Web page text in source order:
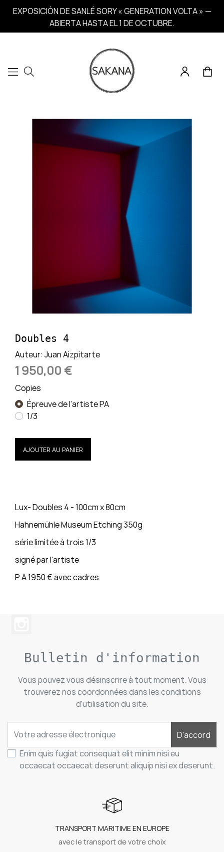
EXPOSICIÓN DE SANLÉ SORY « GENERATION VOLTA » —
ABIERTA HASTA EL 1 DE OCTUBRE.
Doubles 4
Auteur: Juan Aizpitarte
1 950,00 €
Copies
Épreuve de l'artiste PA
1/3
AJOUTER AU PANIER
Lux- Doubles 4 - 100cm x 80cm
Hahnemühle Museum Etching 350g
série limitée à trois 1/3
signé par l'artiste
P A 1950 € avec cadres
Bulletin d'information
Vous pouvez vous désinscrire à tout moment. Vous
trouverez nos coordonnées dans les conditions
d'utilisation du site.
D'accord
Enim quis fugiat consequat elit minim nisi eu
occaecat occaecat deserunt aliquip nisi ex deserunt.
TRANSPORT MARITIME EN EUROPE
avec le transport de votre choix